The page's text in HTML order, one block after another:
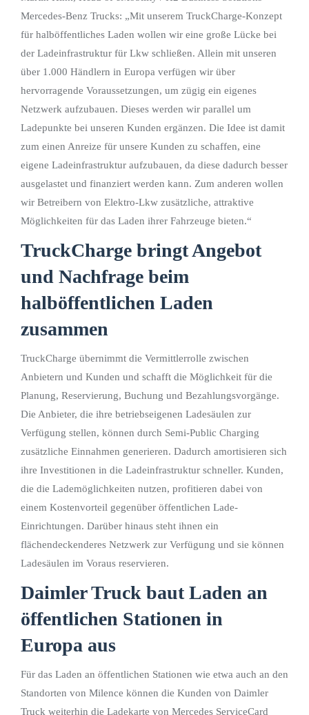
Mercedes-Benz Trucks: „Mit unserem TruckCharge-Konzept
für halböffentliches Laden wollen wir eine große Lücke bei
der Ladeinfrastruktur für Lkw schließen. Allein mit unseren
über 1.000 Händlern in Europa verfügen wir über
hervorragende Voraussetzungen, um zügig ein eigenes
Netzwerk aufzubauen. Dieses werden wir parallel um
Ladepunkte bei unseren Kunden ergänzen. Die Idee ist damit
zum einen Anreize für unsere Kunden zu schaffen, eine
eigene Ladeinfrastruktur aufzubauen, da diese dadurch besser
ausgelastet und finanziert werden kann. Zum anderen wollen
wir Betreibern von Elektro-Lkw zusätzliche, attraktive
Möglichkeiten für das Laden ihrer Fahrzeuge bieten.“
TruckCharge bringt Angebot
und Nachfrage beim
halböffentlichen Laden
zusammen
TruckCharge übernimmt die Vermittlerrolle zwischen
Anbietern und Kunden und schafft die Möglichkeit für die
Planung, Reservierung, Buchung und Bezahlungsvorgänge.
Die Anbieter, die ihre betriebseigenen Ladesäulen zur
Verfügung stellen, können durch Semi-Public Charging
zusätzliche Einnahmen generieren. Dadurch amortisieren sich
ihre Investitionen in die Ladeinfrastruktur schneller. Kunden,
die die Lademöglichkeiten nutzen, profitieren dabei von
einem Kostenvorteil gegenüber öffentlichen Lade-
Einrichtungen. Darüber hinaus steht ihnen ein
flächendeckenderes Netzwerk zur Verfügung und sie können
Ladesäulen im Voraus reservieren.
Daimler Truck baut Laden an
öffentlichen Stationen in
Europa aus
Für das Laden an öffentlichen Stationen wie etwa auch an den
Standorten von Milence können die Kunden von Daimler
Truck weiterhin die Ladekarte von Mercedes ServiceCard